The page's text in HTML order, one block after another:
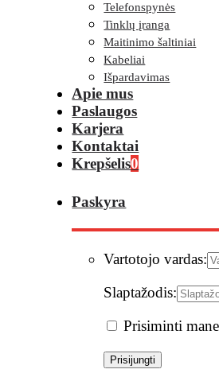
Telefonspynės
Tinklų įranga
Maitinimo šaltiniai
Kabeliai
Išpardavimas
Apie mus
Paslaugos
Karjera
Kontaktai
Krepšelis0
Paskyra
Vartotojo vardas:
Slaptažodis:
Prisiminti mane